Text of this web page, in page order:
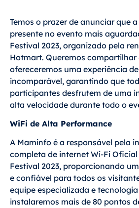
Temos o prazer de anunciar que
presente no evento mais
Festival 2023, organizado pela
Hotmart. Queremos compartilhar
ofereceremos uma experiência
incomparável, garantindo que
participantes desfrutem de uma
alta velocidade durante todo o
WiFi de Alta Performance
A Maminfo é a responsável pela
completa de internet Wi-Fi
Festival 2023, proporcionando
e confiável para todos os
equipe especializada e
instalaremos mais de 80 pontos